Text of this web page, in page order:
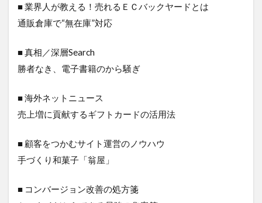
■ 業界人が教える！売れるＥＣバックヤードとは
通販倉庫で“無在庫”対応
■ 真相／深層Search
勝者なき、電子書籍のから騒ぎ
■ 海外ネットニュース
売上増に貢献するギフトカードの活用法
■ 顧客をつかむサイト運営のノウハウ
手づくり和菓子「翁屋」
■ コンバージョン改善の処方箋